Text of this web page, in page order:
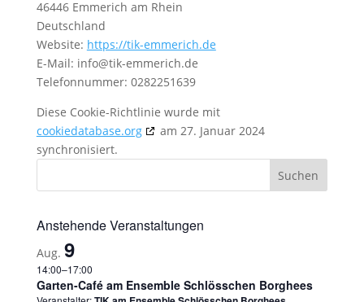
46446 Emmerich am Rhein
Deutschland
Website: https://tik-emmerich.de
E-Mail: info@tik-emmerich.de
Telefonnummer: 0282251639
Diese Cookie-Richtlinie wurde mit
cookiedatabase.org
am 27. Januar 2024
synchronisiert.
Anstehende Veranstaltungen
Aug. 9
14:00–17:00
Garten-Café am Ensemble Schlösschen Borghees